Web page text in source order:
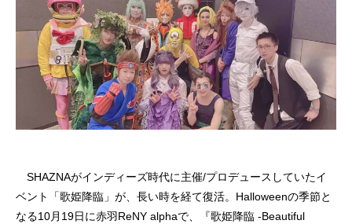
SHAZNAがインディーズ時代に主催/プロデュースしていたイ
ベント「歌姫降臨」が、長い時を経て復活。Halloweenの季節と
なる10月19日に赤羽ReNY alphaで、『歌姫降臨 -Beautiful